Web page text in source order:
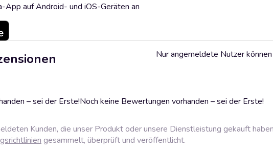
App auf Android- und iOS-Geräten an
– sei der Erste!Noch keine Bewertungen vorhanden – sei der Erste!
Nur angemeldete Nutzer
Kunden, die unser Produkt oder unsere Dienstleistung gekauft
gesammelt, überprüft und veröffentlicht.